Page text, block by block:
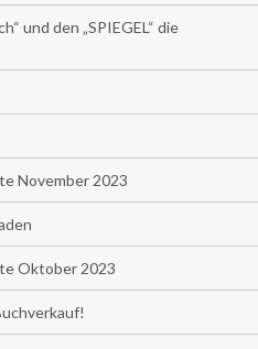
und den „SPIEGEL“ die
November 2023
Oktober 2023